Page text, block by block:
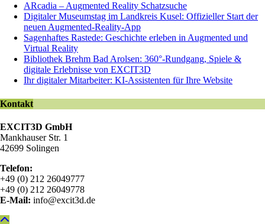
ARcadia – Augmented Reality Schatzsuche
Digitaler Museumstag im Landkreis Kusel: Offizieller Start der
neuen Augmented-Reality-App
Sagenhaftes Rastede: Geschichte erleben in Augmented und
Virtual Reality
Bibliothek Brehm Bad Arolsen: 360°-Rundgang, Spiele &
digitale Erlebnisse von EXCIT3D
Ihr digitaler Mitarbeiter: KI-Assistenten für Ihre Website
Kontakt
EXCIT3D GmbH
Mankhauser Str. 1
42699 Solingen
Telefon:
+49 (0) 212 26049777
+49 (0) 212 26049778
E-Mail: info@excit3d.de